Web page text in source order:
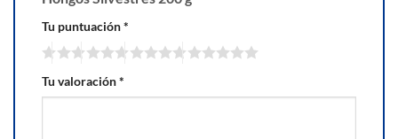
Tu puntuación*
Tu valoración*